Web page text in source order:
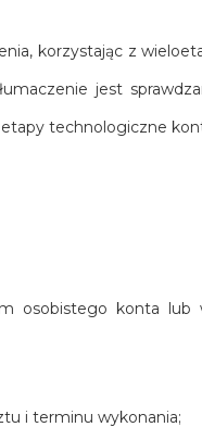
korzystając z
jest
technologiczne
osobistego konta lub
i terminu wykonania;